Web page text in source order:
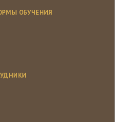
ОБУЧЕНИЯ